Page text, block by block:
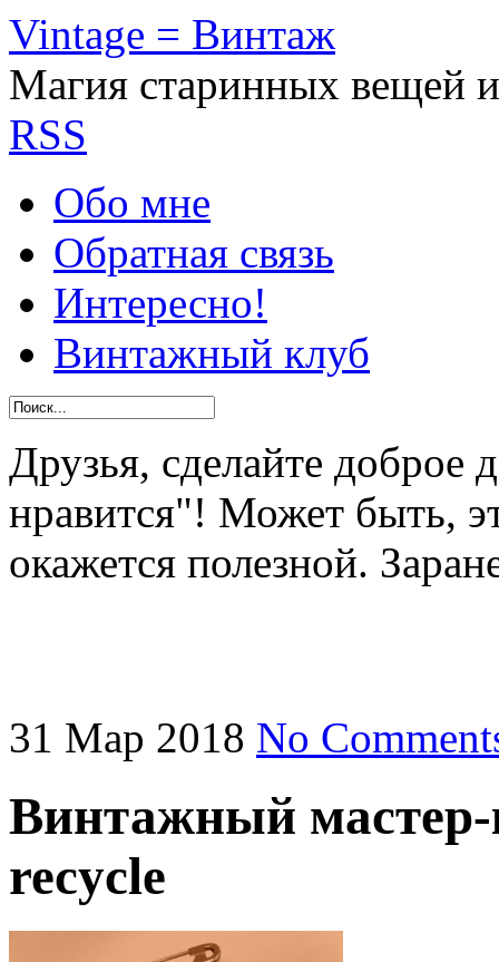
Vintage = Винтаж
Магия старинных вещей
RSS
Обо мне
Обратная связь
Интересно!
Винтажный клуб
Друзья, сделайте
нравится"! Может быть,
окажется полезной.
31 Мар 2018 No
Винтажный мастер-
recycle